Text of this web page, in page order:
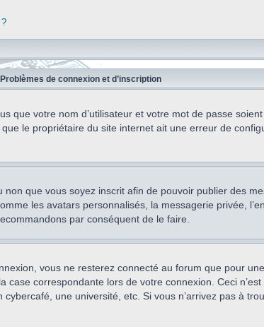
Problèmes de connexion et d’inscription
votre nom d’utilisateur et votre mot de passe
le propriétaire du site internet ait une erreur de
que vous soyez inscrit afin de pouvoir publier des
les avatars personnalisés, la messagerie privée,
par conséquent de le faire.
vous ne resterez connecté au forum que pour
case correspondante lors de votre connexion. Ceci
une université, etc. Si vous n’arrivez pas à